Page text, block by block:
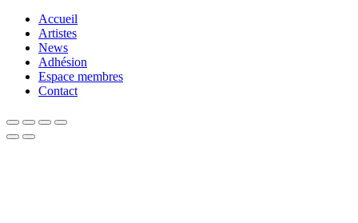
Accueil
Artistes
News
Adhésion
Espace membres
Contact